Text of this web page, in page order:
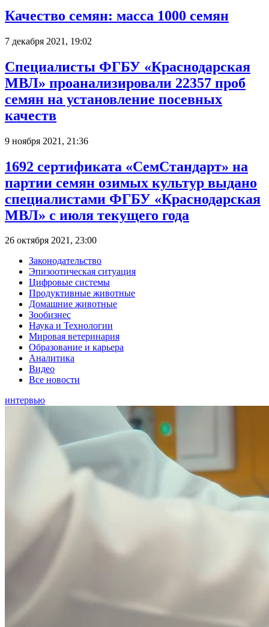
Качество семян: масса 1000 семян
7 декабря 2021, 19:02
Специалисты ФГБУ «Краснодарская
МВЛ» проанализировали 22357 проб
семян на установление посевных
качеств
9 ноября 2021, 21:36
1692 сертификата «СемСтандарт» на
партии семян озимых культур выдано
специалистами ФГБУ «Краснодарская
МВЛ» с июля текущего года
26 октября 2021, 23:00
Законодательство
Эпизоотическая ситуация
Цифровые системы
Продуктивные животные
Домашние животные
Зообизнес
Наука и Технологии
Мировая ветеринария
Образование и карьера
Аналитика
Видео
Все новости
интервью